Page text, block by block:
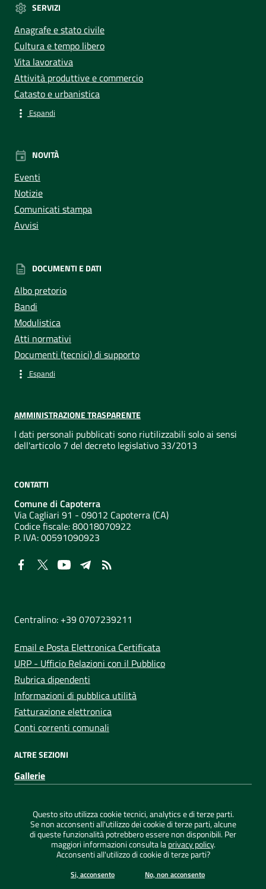
SERVIZI
Anagrafe e stato civile
Cultura e tempo libero
Vita lavorativa
Attività produttive e commercio
Catasto e urbanistica
Espandi
NOVITÀ
Eventi
Notizie
Comunicati stampa
Avvisi
DOCUMENTI E DATI
Albo pretorio
Bandi
Modulistica
Atti normativi
Documenti (tecnici) di supporto
Espandi
AMMINISTRAZIONE TRASPARENTE
I dati personali pubblicati sono riutilizzabili solo ai sensi
dell'articolo 7 del decreto legislativo 33/2013
CONTATTI
Comune di Capoterra
Via Cagliari 91 - 09012 Capoterra (CA)
Codice fiscale: 80018070922
P. IVA:00591090923
Centralino: +39 0707239211
Email e Posta Elettronica Certificata
URP - Ufficio Relazioni con il Pubblico
Rubrica dipendenti
Informazioni di pubblica utilità
Fatturazione elettronica
Conti correnti comunali
ALTRE SEZIONI
Gallerie
Sezione Link Utili
Credits | Mappa del sito | ConsulMedia
2026 Comune di Capoterra - Tutti i diritti riservati
Questo sito utilizza cookie tecnici, analytics e di terze parti.
Se non acconsenti all'utilizzo dei cookie di terze parti, alcune
di queste funzionalità potrebbero essere non disponibili. Per
maggiori informazioni consulta laprivacy policy.
Acconsenti all'utilizzo di cookie di terze parti?
Si, acconsento No, non acconsento